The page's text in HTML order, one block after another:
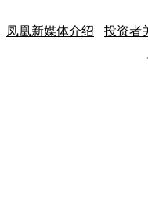
凤凰新媒体介绍 | 投资者